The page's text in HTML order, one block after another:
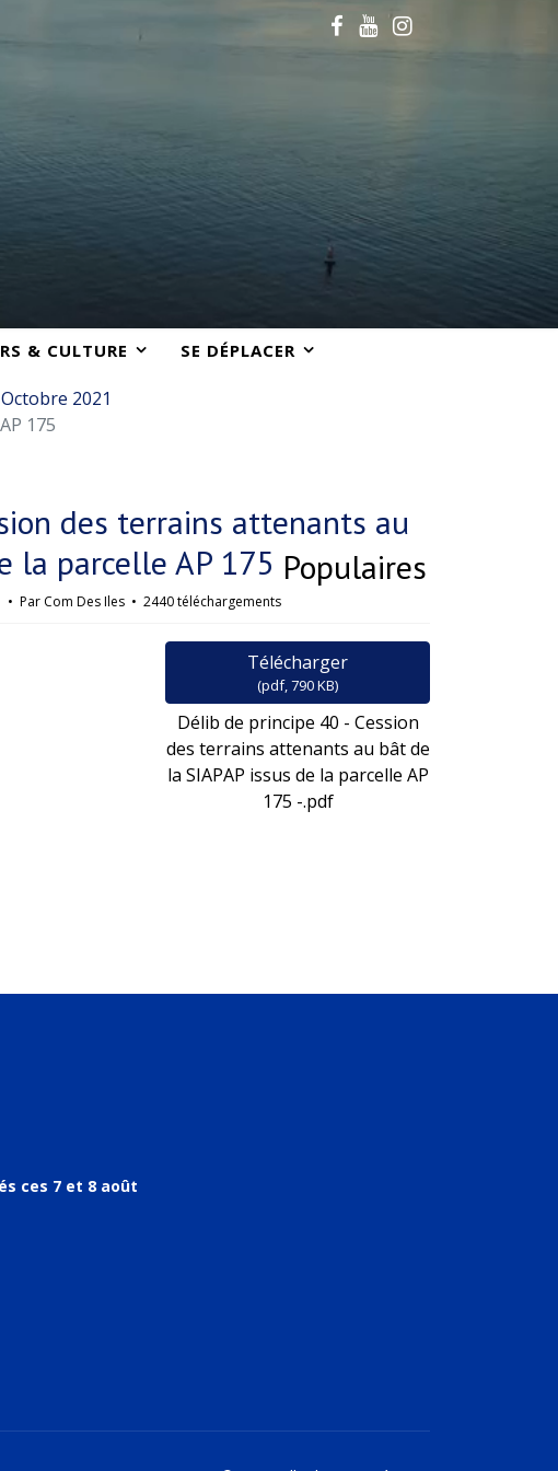
& CULTURE SE DÉPLACER
2021
175
des terrains attenants au
la parcelle AP 175 Populaires
Par Com Des Iles 2440 téléchargements
Télécharger
(pdf,790 KB)
Délib de principe 40 - Cession
des terrains attenants au bât de
la SIAPAP issus de la parcelle AP
175 -.pdf
ces 7 et 8 août